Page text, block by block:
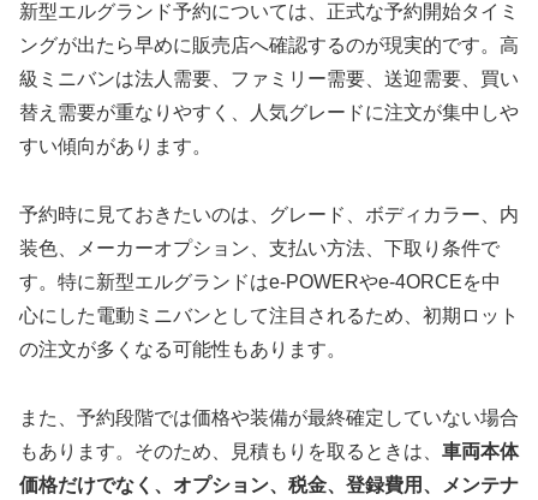
新型エルグランド予約については、正式な予約開始タイミ
ングが出たら早めに販売店へ確認するのが現実的です。高
級ミニバンは法人需要、ファミリー需要、送迎需要、買い
替え需要が重なりやすく、人気グレードに注文が集中しや
すい傾向があります。
予約時に見ておきたいのは、グレード、ボディカラー、内
装色、メーカーオプション、支払い方法、下取り条件で
す。特に新型エルグランドはe-POWERやe-4ORCEを中
心にした電動ミニバンとして注目されるため、初期ロット
の注文が多くなる可能性もあります。
また、予約段階では価格や装備が最終確定していない場合
もあります。そのため、見積もりを取るときは、 車両本体
価格だけでなく、オプション、税金、登録費用、メンテナ